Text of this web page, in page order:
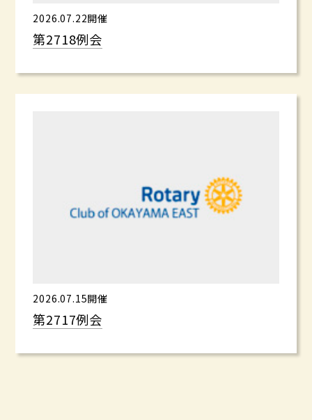
2026.07.22開催
第2718例会
2026.07.15開催
第2717例会